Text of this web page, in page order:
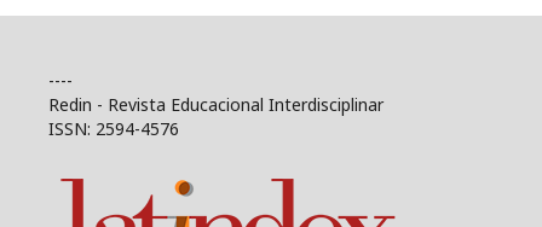
----
Redin - Revista Educacional Interdisciplinar
ISSN: 2594-4576